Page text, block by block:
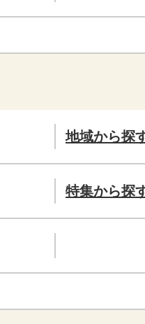
地域から探
特集から探